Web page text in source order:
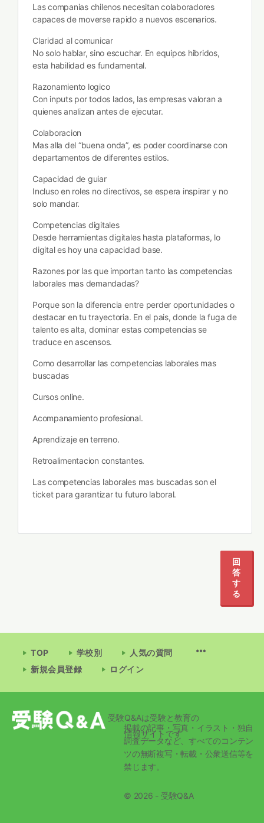
Las companias chilenos necesitan colaboradores
capaces de moverse rapido a nuevos escenarios.
Claridad al comunicar
No solo hablar, sino escuchar. En equipos hibridos,
esta habilidad es fundamental.
Razonamiento logico
Con inputs por todos lados, las empresas valoran a
quienes analizan antes de ejecutar.
Colaboracion
Mas alla del “buena onda”, es poder coordinarse con
departamentos de diferentes estilos.
Capacidad de guiar
Incluso en roles no directivos, se espera inspirar y no
solo mandar.
Competencias digitales
Desde herramientas digitales hasta plataformas, lo
digital es hoy una capacidad base.
Razones por las que importan tanto las competencias
laborales mas demandadas?
Porque son la diferencia entre perder oportunidades o
destacar en tu trayectoria. En el pais, donde la fuga de
talento es alta, dominar estas competencias se
traduce en ascensos.
Como desarrollar las competencias laborales mas
buscadas
Cursos online.
Acompanamiento profesional.
Aprendizaje en terreno.
Retroalimentacion constantes.
Las competencias laborales mas buscadas son el
ticket para garantizar tu futuro laboral.
回
答
す
る
TOP 学校別
人気の質問
新規会員登録
ログイン
受験Q&Aは受験と教育の
情報サイトです
掲載の記事・写真・イラスト・独自
調査データなど、すべてのコンテン
ツの無断複写・転載・公衆送信等を
禁じます。
© 2026 - 受験Q&A